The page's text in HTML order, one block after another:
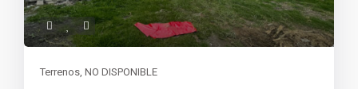
Terrenos,NO DISPONIBLE